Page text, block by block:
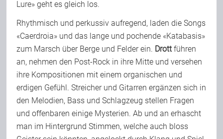
Playlisten
Lure» geht es gleich los.
Rhythmisch und perkussiv aufregend, laden die Songs
«Caerdroia» und das lange und pochende «Katabasis»
zum Marsch über Berge und Felder ein. Drottführen
an, nehmen den Post-Rock in ihre Mitte und versehen
ihre Kompositionen mit einem organischen und
erdigen Gefühl. Streicher und Gitarren ergänzen sich in
den Melodien, Bass und Schlagzeug stellen Fragen
und offenbaren einige Mysterien. Ab und an erhascht
man im Hintergrund Stimmen, welche auch bloss